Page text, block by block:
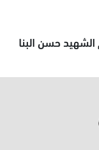
حسن البنا